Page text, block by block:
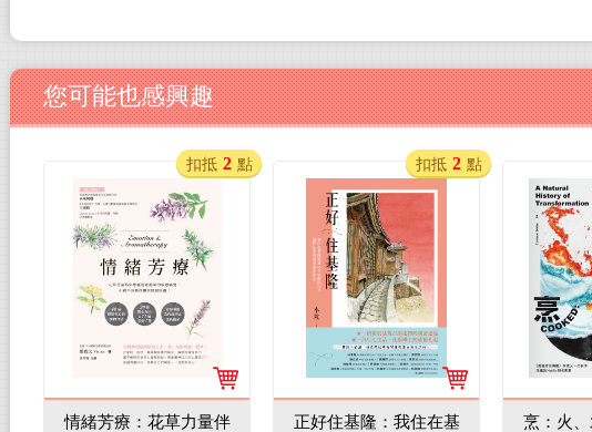
您可能也感興趣
情緒芳療：花草力量伴
扣抵 2 點
正好住基隆：我住在基
扣抵 2 點
烹：火、